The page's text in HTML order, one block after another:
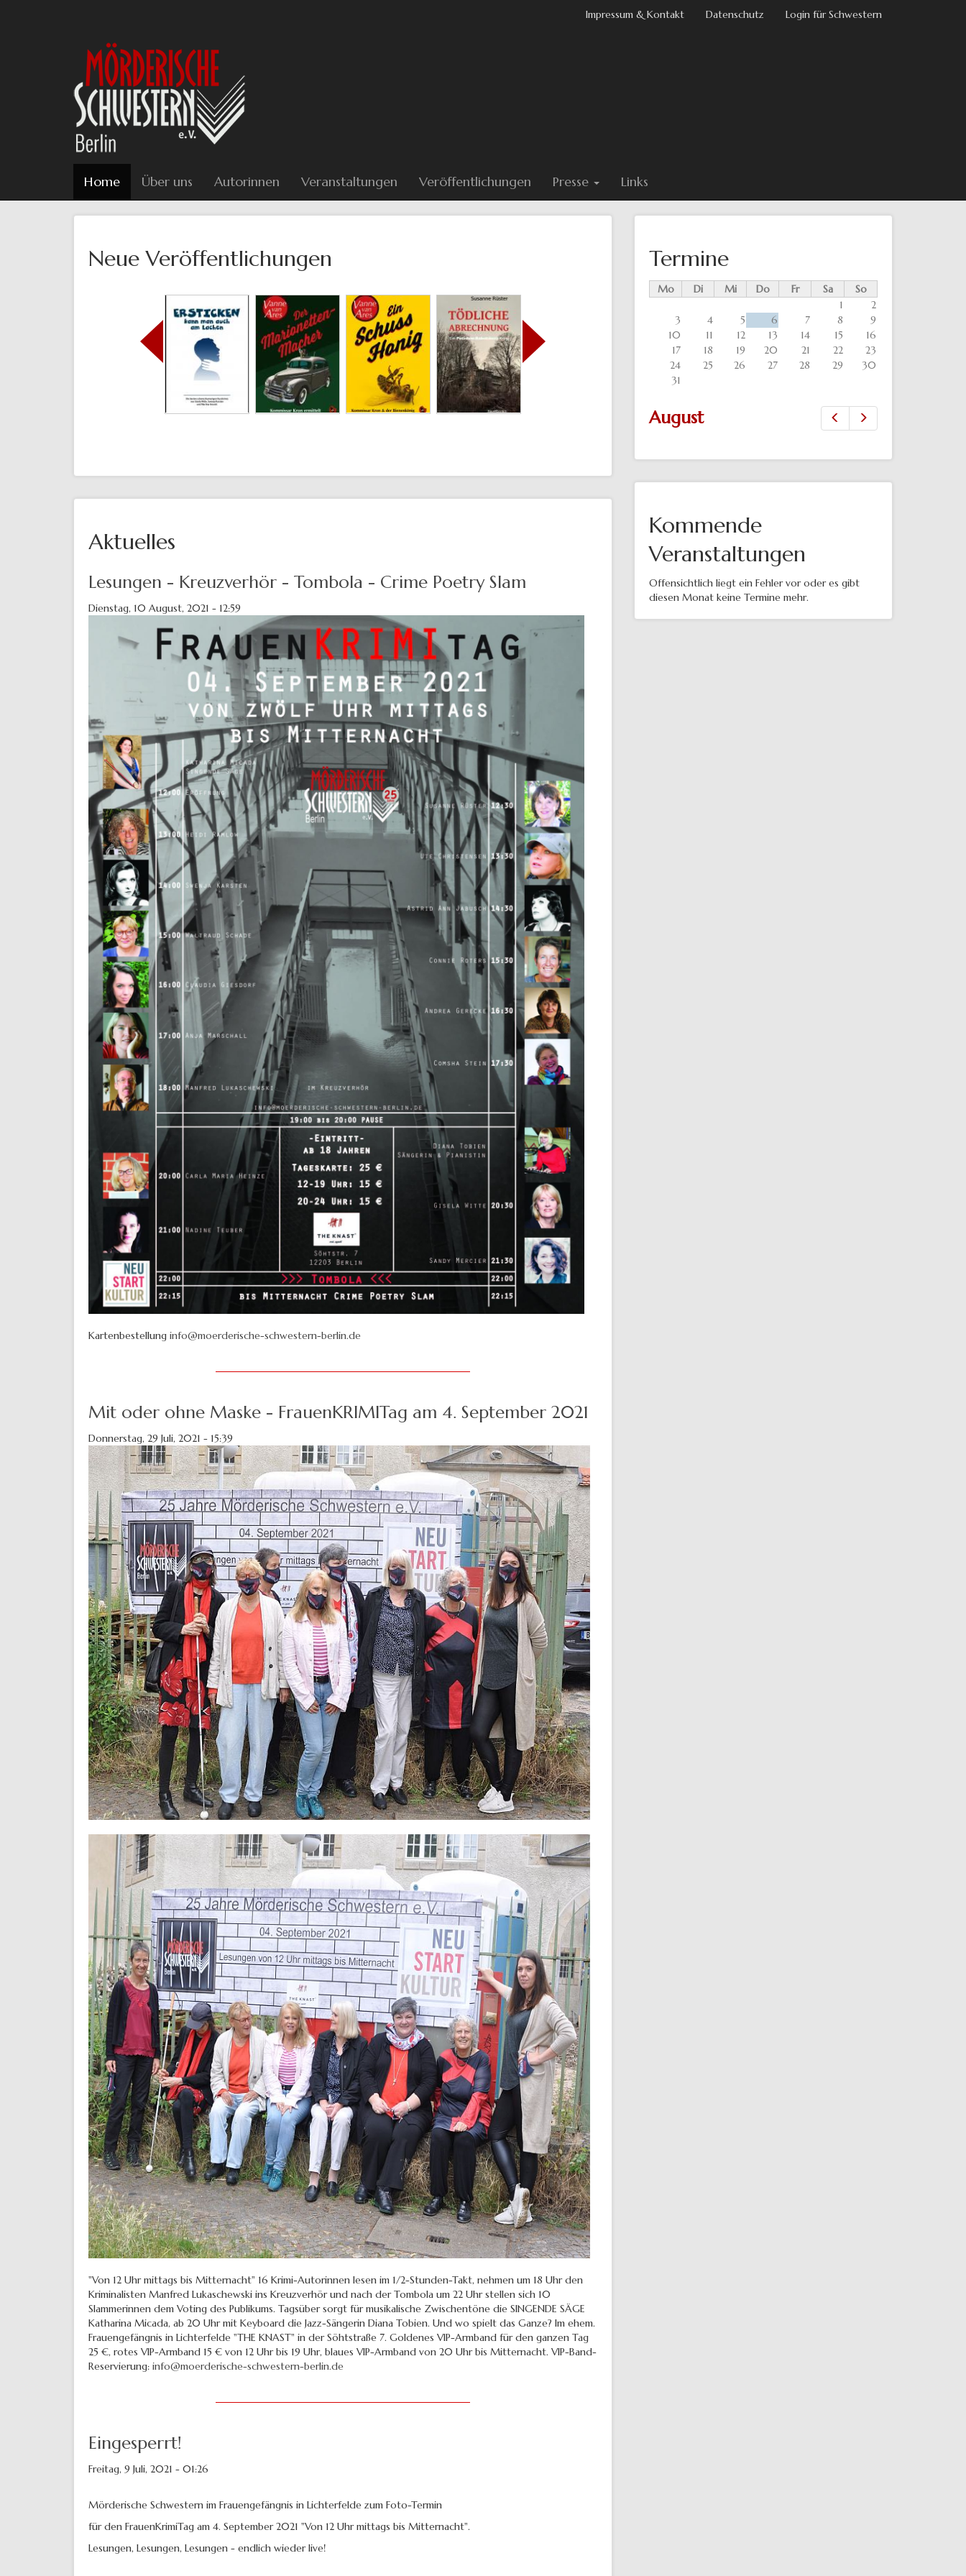
Impressum & Kontakt Datenschutz Login für Schwestern
Home Über uns Autorinnen Veranstaltungen Veröffentlichungen Presse Links
Neue Veröffentlichungen
Aktuelles
Lesungen - Kreuzverhör - Tombola - Crime Poetry Slam
Dienstag, 10 August, 2021 - 12:59
Kartenbestellung info@moerderische-schwestern-berlin.de
Mit oder ohne Maske - FrauenKRIMITag am 4. September 2021
Donnerstag, 29 Juli, 2021 - 15:39
"Von 12 Uhr mittags bis Mitternacht" 16 Krimi-Autorinnen lesen im 1/2-Stunden-Takt, nehmen um 18 Uhr den
Kriminalisten Manfred Lukaschewski ins Kreuzverhör und nach der Tombola um 22 Uhr stellen sich 10
Slammerinnen dem Voting des Publikums. Tagsüber sorgt für musikalische Zwischentöne die SINGENDE SÄGE
Katharina Micada, ab 20 Uhr mit Keyboard die Jazz-Sängerin Diana Tobien. Und wo spielt das Ganze? Im ehem.
Frauengefängnis in Lichterfelde "THE KNAST" in der Söhtstraße 7. Goldenes VIP-Armband für den ganzen Tag
25 €, rotes VIP-Armband 15 € von 12 Uhr bis 19 Uhr, blaues VIP-Armband von 20 Uhr bis Mitternacht. VIP-Band-
Reservierung: info@moerderische-schwestern-berlin.de
Eingesperrt!
Freitag, 9 Juli, 2021 - 01:26
Mörderische Schwestern im Frauengefängnis in Lichterfelde zum Foto-Termin
für den FrauenKrimiTag am 4. September 2021 "Von 12 Uhr mittags bis Mitternacht".
Lesungen, Lesungen, Lesungen - endlich wieder live!
Termine
Mo Di Mi Do Fr Sa
So
1
2
3
4 5 6 7 8
9
10
11 12 13 14 15
16
17
18 19 20 21 22
23
24
25 26 27 28 29
30
31
Zurück
August
Kommende
Veranstaltungen
Offensichtlich liegt ein Fehler vor oder es gibt
diesen Monat keine Termine mehr.